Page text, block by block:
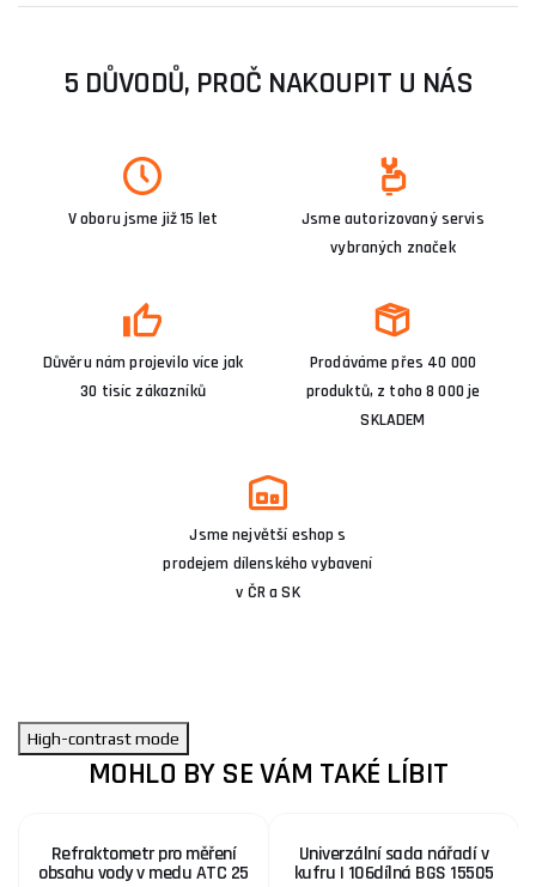
5 DŮVODŮ, PROČ NAKOUPIT U NÁS
V oboru jsme již 15 let
Jsme autorizovaný servis
vybraných značek
Důvěru nám projevilo více jak
30 tisíc zákazníků
Prodáváme přes 40 000
produktů, z toho 8 000 je
SKLADEM
Jsme největší eshop s
prodejem dílenského vybavení
v ČR a SK
High-contrast mode
MOHLO BY SE VÁM TAKÉ LÍBIT
Refraktometr pro měření
obsahu vody v medu ATC 25
Univerzální sada nářadí v
kufru | 106dílná BGS 15505